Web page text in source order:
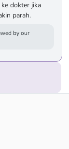
dokter jika
parah.
by our